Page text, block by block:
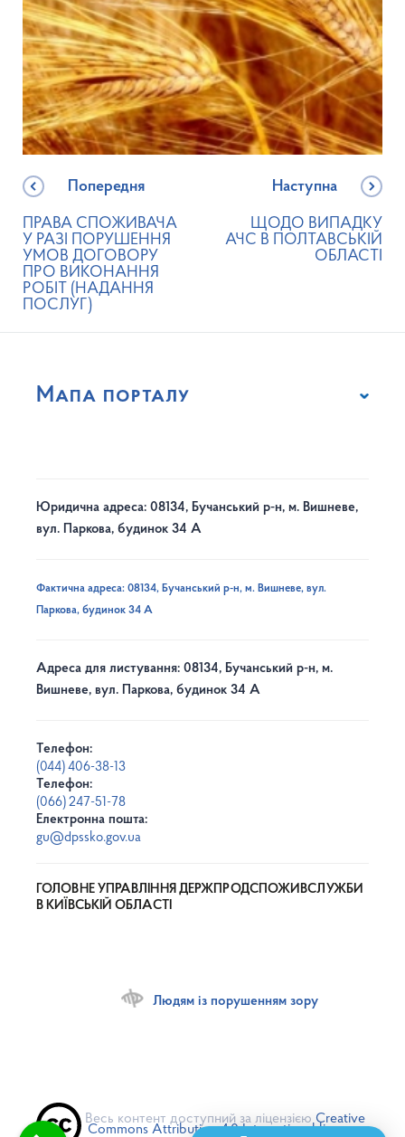
Попередня
ПРАВА СПОЖИВАЧА
У РАЗІ ПОРУШЕННЯ
УМОВ ДОГОВОРУ
ПРО ВИКОНАННЯ
РОБІТ (НАДАННЯ
ПОСЛУГ)
Наступна
ЩОДО ВИПАДКУ
АЧС В ПОЛТАВСЬКІЙ
ОБЛАСТІ
Мапа порталу
Юридична адреса: 08134, Бучанський р-н, м. Вишневе,
вул. Паркова, будинок 34 А
Фактична адреса: 08134, Бучанський р-н, м. Вишневе, вул.
Паркова, будинок 34 А
Адреса для листування: 08134, Бучанський р-н, м.
Вишневе, вул. Паркова, будинок 34 А
Телефон:
(044) 406-38-13
Телефон:
(066) 247-51-78
Електронна пошта:
gu@dpssko.gov.ua
ГОЛОВНЕ УПРАВЛІННЯ ДЕРЖПРОДСПОЖИВСЛУЖБИ
В КИЇВСЬКІЙ ОБЛАСТІ
Людям із порушенням зору
Весь контент доступний за ліцензією Creative
Commons Attribution 4.0 International license,